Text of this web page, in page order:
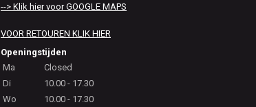
--> Klik hier voor GOOGLE MAPS
VOOR RETOUREN KLIK HIER
Openingstijden
Ma
Closed
Di
10.00 - 17.30
Wo
10.00 - 17.30